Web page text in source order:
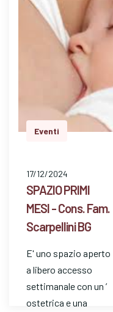
Eventi
17/12/2024
SPAZIO PRIMI
MESI - Cons. Fam.
Scarpellini BG
E' uno spazio aperto
a libero accesso
settimanale con un ’
ostetrica e una